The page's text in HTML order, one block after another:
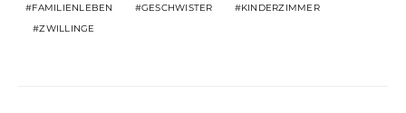
FAMILIENLEBEN GESCHWISTER
KINDERZIMMER
ZWILLINGE